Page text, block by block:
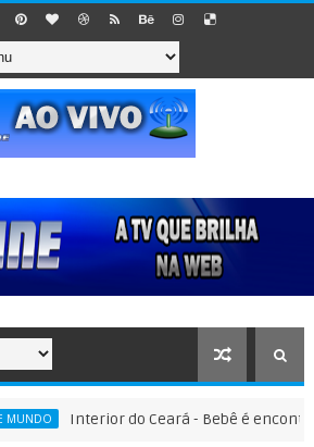
Interior do Ceará - Bebê é encontrado